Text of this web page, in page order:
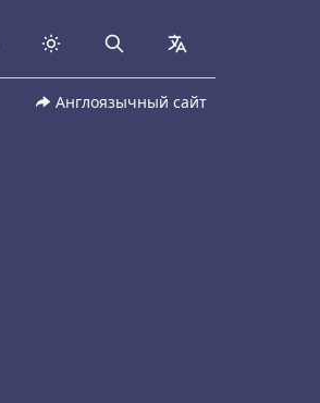
Search collapsed
Англоязычный сайт